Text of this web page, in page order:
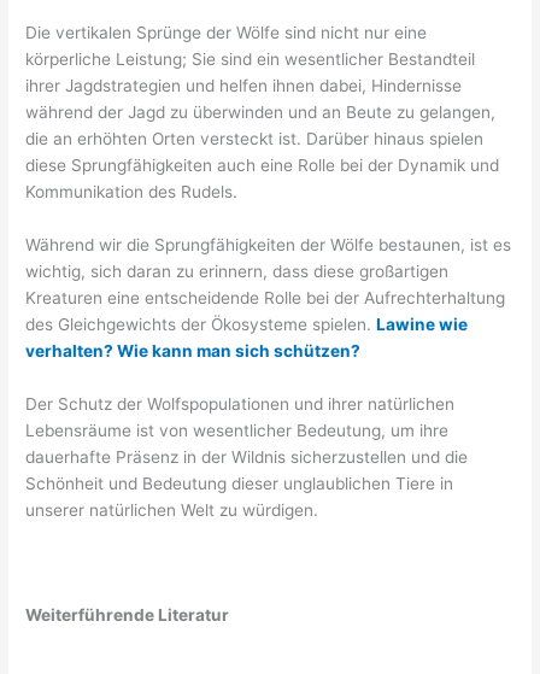
Die vertikalen Sprünge der Wölfe sind nicht nur eine
körperliche Leistung; Sie sind ein wesentlicher Bestandteil
ihrer Jagdstrategien und helfen ihnen dabei, Hindernisse
während der Jagd zu überwinden und an Beute zu gelangen,
die an erhöhten Orten versteckt ist. Darüber hinaus spielen
diese Sprungfähigkeiten auch eine Rolle bei der Dynamik und
Kommunikation des Rudels.
Während wir die Sprungfähigkeiten der Wölfe bestaunen, ist es
wichtig, sich daran zu erinnern, dass diese großartigen
Kreaturen eine entscheidende Rolle bei der Aufrechterhaltung
des Gleichgewichts der Ökosysteme spielen.Lawine wie
verhalten? Wie kann man sich schützen?
Der Schutz der Wolfspopulationen und ihrer natürlichen
Lebensräume ist von wesentlicher Bedeutung, um ihre
dauerhafte Präsenz in der Wildnis sicherzustellen und die
Schönheit und Bedeutung dieser unglaublichen Tiere in
unserer natürlichen Welt zu würdigen.
Weiterführende Literatur